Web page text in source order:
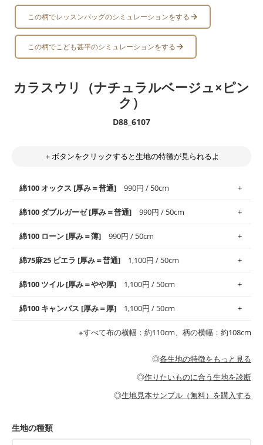
この柄でレッスンバッグのシミュレーションをする
この柄でこども甚平のシミュレーションをする
カラスウリ（ナチュラルベージュ×ピン
ク）
D88_6107
＋ボタンをクリックすると生地の特徴が見られるよ
綿100 オックス [厚み＝普通] 990円 / 50cm
使いやすさNo.1！しなやかさと適度な張りを併せ持ち、通気性の
高さがオックス生地の特徴です。当サイトのオックス生地は、
般にお使いいただけます。
※レッスンバッグ、上履き袋などの通園通学グッズにはツイル生
・布団カバーなどの寝具、カーテン
綿100 ダブルガーゼ [厚み＝普通] 990円 / 50cm
柔らかくふんわりとした肌触りが特徴です。ベビー用品やハンカ
チなど直接肌に触れるアイテムに最適です。高い吸湿性・通気性
す。
・スタイ、おくるみなどのベビーグッズ
・ブラウス、チュニック、ワンピースなどの洋服
・パジャマなどの寝具
綿100 ローン [厚み＝薄] 990円 / 50cm
上質で薄手の平織りの生地です。軽やかさとなめらかな手触りの
良さが魅力。透け感があるので、涼しげなトップスなどに最適で
・ブラウス、シャツ、チュニックなどのトップス
綿75麻25 ビエラ [厚み＝普通] 1,100円 / 50cm
コットン75％リネン25％の当店のビエラ生地は、オックス生地よ
りもふんわりとした柔らかい質感と適度な落ち感を感じられるの
綿100 ツイル [厚み＝やや厚] 1,100円 / 50cm
綾織りの生地です。しっかりとした張りと厚みがありながらも柔
らかいのが特徴です。生地の厚みは中厚手です。1枚でも透け感
・カーテン、エプロン、テーブルクロスなどの暮らしのアイテム
・パンツ、タックスカートなどのボトムス
もっと詳しく見る
綿100 キャンバス [厚み＝厚] 1,100円 / 50cm
耐久性があります。トートバッグ・ポーチ・ペンケースなどの布
小物、インテリア用品に向いています。
・工作用エプロン
※すべて布の横幅：約110cm、柄の横幅：約108cm
◎各生地の特徴をもっと見る
◎作りたいものに合う生地を診断
◎生地見本サンプル（無料）を購入する
生地の種類